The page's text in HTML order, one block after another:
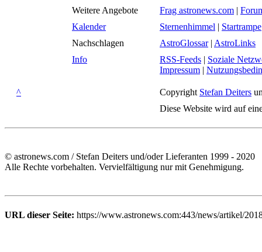
Weitere Angebote Frag astronews.com |
Kalender
Sternenhimmel | Startrampe
Nachschlagen
AstroGlossar| AstroLinks
Info
RSS-Feeds | Soziale
Impressum |
^ Copyright Stefan Deiters
Diese Website wird auf
© astronews.com / Stefan Deiters und/oder Lieferanten 1999 - 2020
Alle Rechte vorbehalten. Vervielfältigung nur mit Genehmigung.
URL dieser Seite: https://www.astronews.com:443/news/artikel/